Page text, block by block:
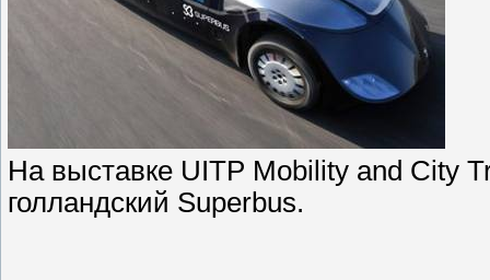
На выставке UITP Mobility and City
голландский Superbus.